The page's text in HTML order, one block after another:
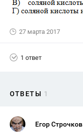
27 марта 2017
1 ответ
ОТВЕТЫ 1
Егор Строчков